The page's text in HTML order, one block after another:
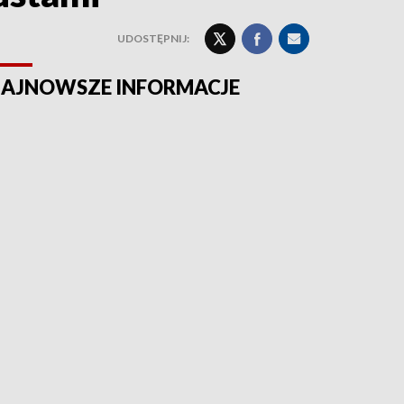
UDOSTĘPNIJ:
INFORMACJE